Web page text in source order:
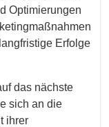
Optimierungen
Erfolge
das nächste
sich an die
ihrer